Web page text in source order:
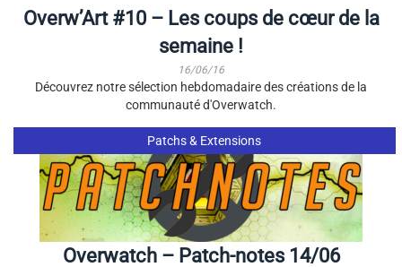
Overw’Art #10 – Les coups de cœur de la
semaine !
16/06/16
Découvrez notre sélection hebdomadaire des créations de la
communauté d'Overwatch.
Patchs & Extensions
Overwatch – Patch-notes 14/06